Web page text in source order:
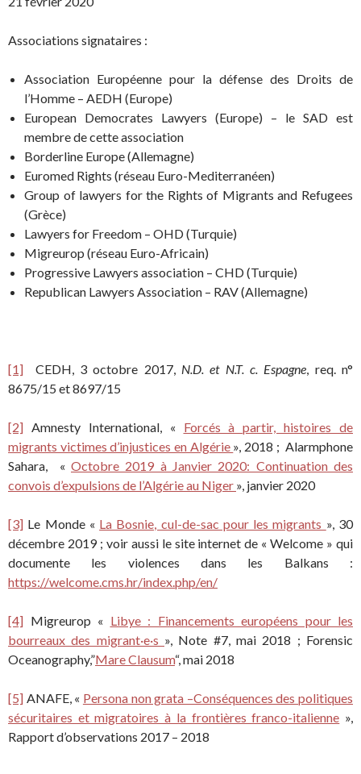
Associations signataires :
Association Européenne pour la défense des Droits de
l’Homme – AEDH (Europe)
European Democrates Lawyers (Europe) – le SAD est
membre de cette association
Borderline Europe (Allemagne)
Euromed Rights (réseau Euro-Mediterranéen)
Group of lawyers for the Rights of Migrants and Refugees
(Grèce)
Lawyers for Freedom – OHD (Turquie)
Migreurop (réseau Euro-Africain)
Progressive Lawyers association – CHD (Turquie)
Republican Lawyers Association – RAV (Allemagne)
[1] CEDH, 3 octobre 2017, N.D. et N.T. c. Espagne, req. n°
8675/15 et 8697/15
[2] Amnesty International, « Forcés à partir, histoires de
migrants victimes d’injustices en Algérie », 2018 ; Alarmphone
Sahara, « Octobre 2019 à Janvier 2020: Continuation des
convois d’expulsions de l’Algérie au Niger », janvier 2020
[3] Le Monde « La Bosnie, cul-de-sac pour les migrants », 30
décembre 2019 ; voir aussi le site internet de « Welcome » qui
documente les violences dans les Balkans :
https://welcome.cms.hr/index.php/en/
[4] Migreurop « Libye : Financements européens pour les
bourreaux des migrant·e·s », Note #7, mai 2018 ; Forensic
Oceanography,”Mare Clausum“, mai 2018
[5] ANAFE, « Persona non grata –Conséquences des politiques
sécuritaires et migratoires à la frontières franco-italienne »,
Rapport d’observations 2017 – 2018